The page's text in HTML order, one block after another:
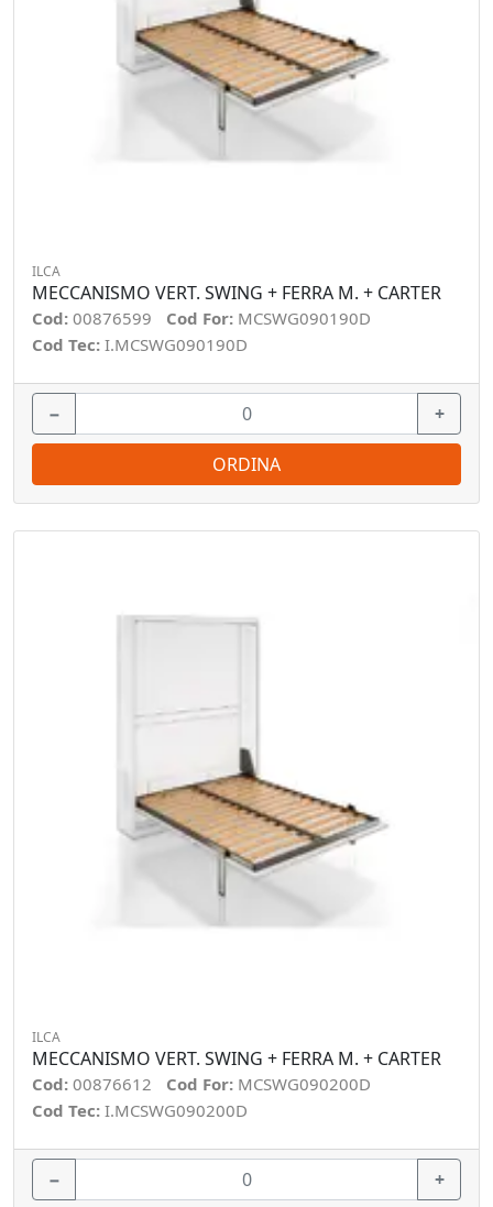
ILCA
MECCANISMO VERT. SWING + FERRA M. + CARTER
Cod: 00876599 Cod For: MCSWG090190D
Cod Tec: I.MCSWG090190D
− +
ORDINA
ILCA
MECCANISMO VERT. SWING + FERRA M. + CARTER
Cod: 00876612 Cod For: MCSWG090200D
Cod Tec: I.MCSWG090200D
− +